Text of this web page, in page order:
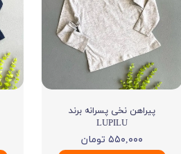
پیراهن نخی پسرانه برند
LUPILU
۵۵۰,۰۰۰ تومان